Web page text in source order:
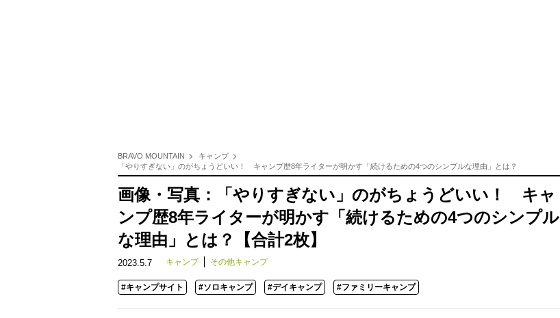
BRAVO MOUNTAIN
キャンプ
「やりすぎない」のがちょうどいい！ キャンプ歴8年ライターが明かす「続けるための4つのシンプルな理由」とは？
画像・写真：「やりすぎない」のがちょうどいい！ キャ
ンプ歴8年ライターが明かす「続けるための4つのシンプル
な理由」とは？【合計2枚】
2023.5.7 キャンプ その他キャンプ
#キャンプサイト #ソロキャンプ #デイキャンプ #ファミリーキャンプ